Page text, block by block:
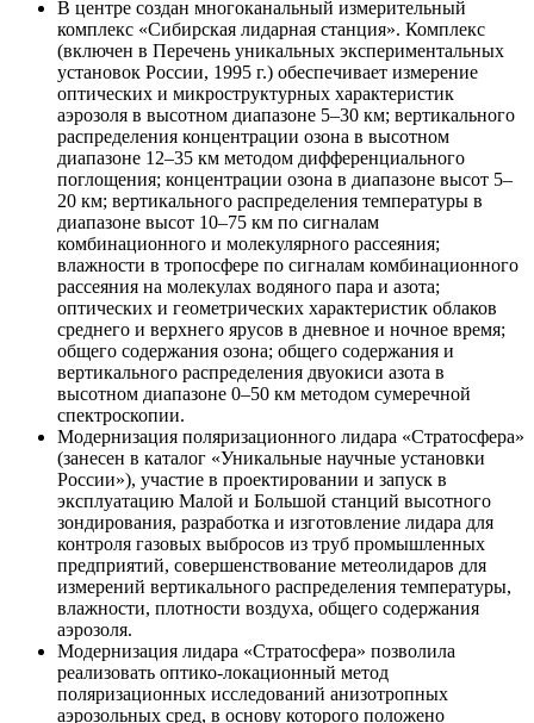
В центре создан многоканальный измерительный
комплекс «Сибирская лидарная станция». Комплекс
(включен в Перечень уникальных экспериментальных
установок России, 1995 г.) обеспечивает измерение
оптических и микроструктурных характеристик
аэрозоля в высотном диапазоне 5–30 км; вертикального
распределения концентрации озона в высотном
диапазоне 12–35 км методом дифференциального
поглощения; концентрации озона в диапазоне высот 5–
20 км; вертикального распределения температуры в
диапазоне высот 10–75 км по сигналам
комбинационного и молекулярного рассеяния;
влажности в тропосфере по сигналам комбинационного
рассеяния на молекулах водяного пара и азота;
оптических и геометрических характеристик облаков
среднего и верхнего ярусов в дневное и ночное время;
общего содержания озона; общего содержания и
вертикального распределения двуокиси азота в
высотном диапазоне 0–50 км методом сумеречной
спектроскопии.
Модернизация поляризационного лидара «Стратосфера»
(занесен в каталог «Уникальные научные установки
России»), участие в проектировании и запуск в
эксплуатацию Малой и Большой станций высотного
зондирования, разработка и изготовление лидара для
контроля газовых выбросов из труб промышленных
предприятий, совершенствование метеолидаров для
измерений вертикального распределения температуры,
влажности, плотности воздуха, общего содержания
аэрозоля.
Модернизация лидара «Стратосфера» позволила
реализовать оптико-локационный метод
поляризационных исследований анизотропных
аэрозольных сред, в основу которого положено